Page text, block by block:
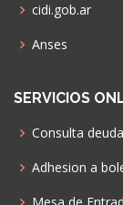
cidi.gob.ar
Anses
SERVICIOS
Consulta deuda
Adhesion a